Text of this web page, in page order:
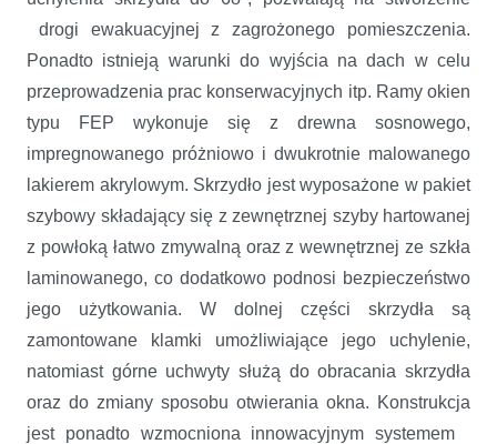
drogi ewakuacyjnej z zagrożonego pomieszczenia.
Ponadto istnieją warunki do wyjścia na dach w celu
przeprowadzenia prac konserwacyjnych itp. Ramy okien
typu FEP wykonuje się z drewna sosnowego,
impregnowanego próżniowo i dwukrotnie malowanego
lakierem akrylowym. Skrzydło jest wyposażone w pakiet
szybowy składający się z zewnętrznej szyby hartowanej
z powłoką łatwo zmywalną oraz z wewnętrznej ze szkła
laminowanego, co dodatkowo podnosi bezpieczeństwo
jego użytkowania. W dolnej części skrzydła są
zamontowane klamki umożliwiające jego uchylenie,
natomiast górne uchwyty służą do obracania skrzydła
oraz do zmiany sposobu otwierania okna. Konstrukcja
jest ponadto wzmocniona innowacyjnym systemem